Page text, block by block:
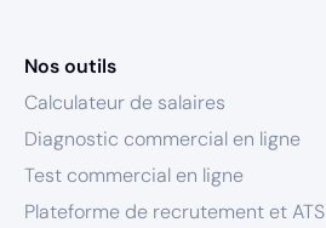
Nos outils
Calculateur de salaires
Diagnostic commercial en ligne
Test commercial en ligne
Plateforme de recrutement et ATS